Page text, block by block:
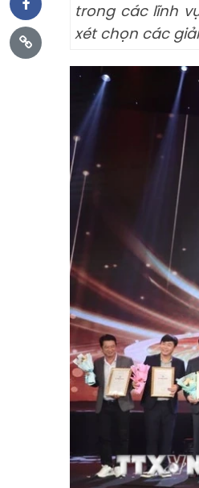
trong các lĩnh
xét chọn các